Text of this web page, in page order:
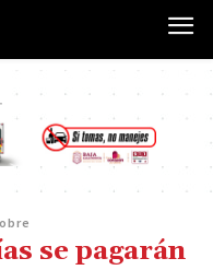
se pagarán